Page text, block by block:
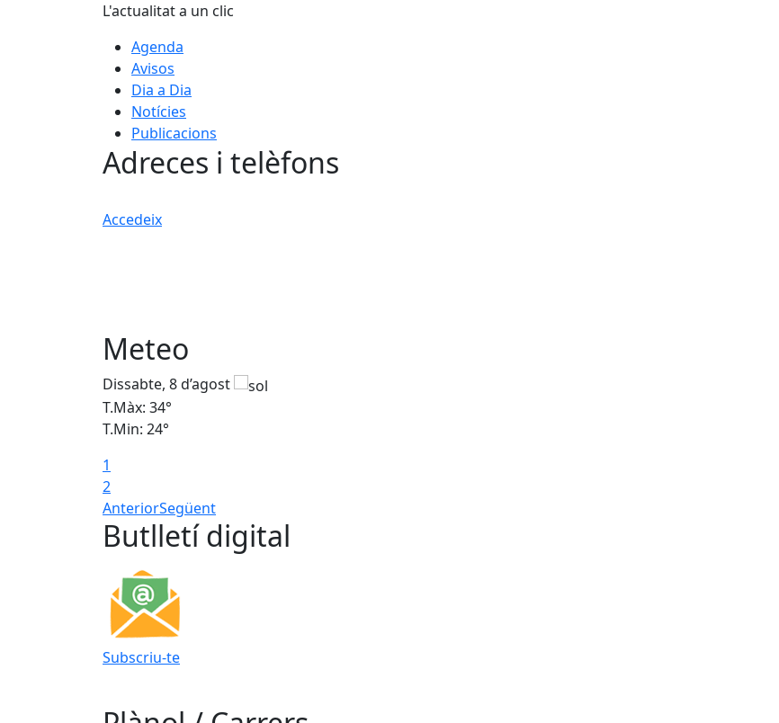
L'actualitat a un clic
Agenda
Avisos
Dia a Dia
Notícies
Publicacions
Adreces i telèfons
Accedeix
Meteo
Dissabte, 8 d’agost
T.Màx: 34°
T.Min: 24°
1
2
AnteriorSegüent
Butlletí digital
Subscriu-te